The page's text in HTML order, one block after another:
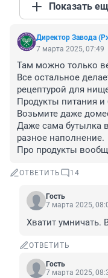
Показать
Директор Завода
7 марта 2025, 07:49
Там можно только
Все остальное
рецептурой для
Продукты питания
Возьмите даже
Даже сама бутылка
разное наполнение.
Про продукты
ОТВЕТИТЬ 14
Гость
7 марта 2025,
Хватит умничать.
ОТВЕТИТЬ
Гость
7 марта 2025,